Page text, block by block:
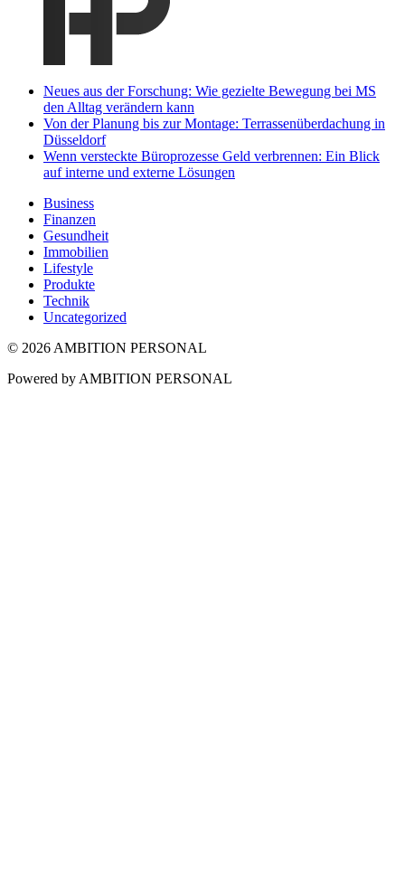
Neues aus der Forschung: Wie gezielte Bewegung bei MS
den Alltag verändern kann
Von der Planung bis zur Montage: Terrassenüberdachung in
Düsseldorf
Wenn versteckte Büroprozesse Geld verbrennen: Ein Blick
auf interne und externe Lösungen
Business
Finanzen
Gesundheit
Immobilien
Lifestyle
Produkte
Technik
Uncategorized
© 2026 AMBITION PERSONAL
Powered by AMBITION PERSONAL